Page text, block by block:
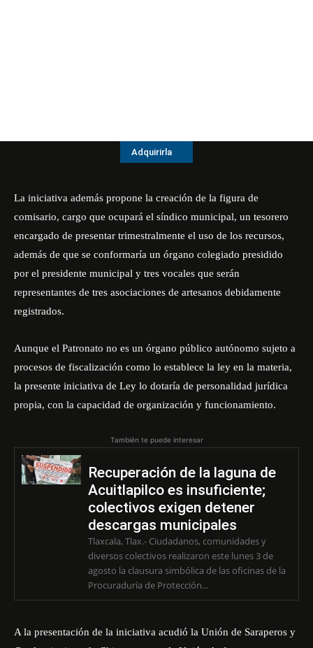
Adquirirla
La iniciativa además propone la creación de la figura de
comisario, cargo que ocupará el síndico municipal, un tesorero
encargado de presentar trimestralmente el uso de los recursos,
además de que se conformaría un órgano colegiado presidido
por el presidente municipal y tres vocales que serán
representantes de tres asociaciones de artesanos debidamente
registrados.
Aunque el Patronato no es un órgano público autónomo sujeto a
procesos de fiscalización como lo establece la ley en la materia,
la presente iniciativa de Ley lo dotaría de personalidad jurídica
propia, con la capacidad de organización y funcionamiento.
También te puede interesar
Recuperación de la laguna de
Acuitlapilco es insuficiente;
colectivos exigen detener
descargas municipales
Tlaxcala, Tlax.- Ciudadanos, comunidades y
diversos colectivos realizaron este lunes 3 de
agosto la clausura simbólica de las oficinas de la
Procuraduría de Protección...
A la presentación de la iniciativa acudió la Unión de Saraperos y